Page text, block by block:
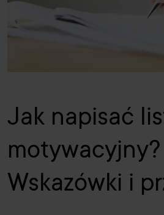
Jak napisać
motywacyjny?
Wskazówki i